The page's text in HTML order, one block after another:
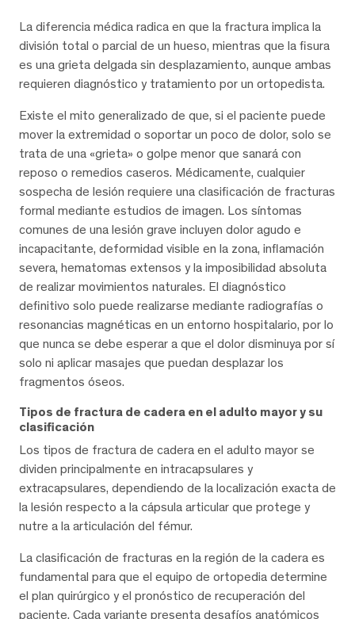
La diferencia médica radica en que la fractura implica la
división total o parcial de un hueso, mientras que la fisura
es una grieta delgada sin desplazamiento, aunque ambas
requieren diagnóstico y tratamiento por un ortopedista.
Existe el mito generalizado de que, si el paciente puede
mover la extremidad o soportar un poco de dolor, solo se
trata de una «grieta» o golpe menor que sanará con
reposo o remedios caseros. Médicamente, cualquier
sospecha de lesión requiere una clasificación de fracturas
formal mediante estudios de imagen. Los síntomas
comunes de una lesión grave incluyen dolor agudo e
incapacitante, deformidad visible en la zona, inflamación
severa, hematomas extensos y la imposibilidad absoluta
de realizar movimientos naturales. El diagnóstico
definitivo solo puede realizarse mediante radiografías o
resonancias magnéticas en un entorno hospitalario, por lo
que nunca se debe esperar a que el dolor disminuya por sí
solo ni aplicar masajes que puedan desplazar los
fragmentos óseos.
Tipos de fractura de cadera en el adulto mayor y su
clasificación
Los tipos de fractura de cadera en el adulto mayor se
dividen principalmente en intracapsulares y
extracapsulares, dependiendo de la localización exacta de
la lesión respecto a la cápsula articular que protege y
nutre a la articulación del fémur.
La clasificación de fracturas en la región de la cadera es
fundamental para que el equipo de ortopedia determine
el plan quirúrgico y el pronóstico de recuperación del
paciente. Cada variante presenta desafíos anatómicos